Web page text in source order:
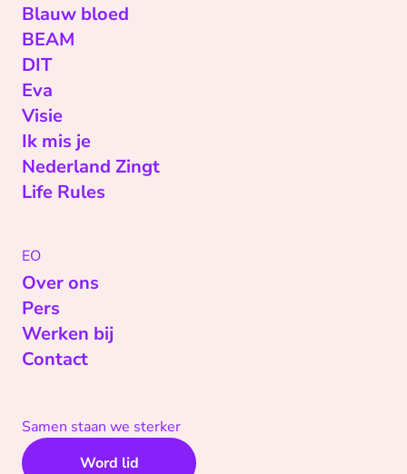
Blauw bloed
BEAM
DIT
Eva
Visie
Ik mis je
Nederland Zingt
Life Rules
EO
Over ons
Pers
Werken bij
Contact
Samen staan we sterker
Word lid